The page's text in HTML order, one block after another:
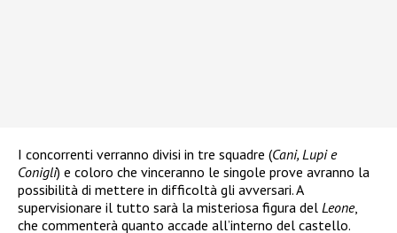
I concorrenti verranno divisi in tre squadre (Cani, Lupi e
Conigli) e coloro che vinceranno le singole prove avranno la
possibilità di mettere in difficoltà gli avversari. A
supervisionare il tutto sarà la misteriosa figura del Leone,
che commenterà quanto accade all’interno del castello.